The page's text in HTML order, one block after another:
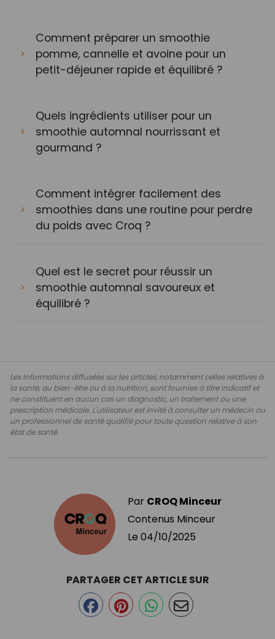
Comment préparer un smoothie
pomme, cannelle et avoine pour un
petit-déjeuner rapide et équilibré ?
Quels ingrédients utiliser pour un
smoothie automnal nourrissant et
gourmand ?
Comment intégrer facilement des
smoothies dans une routine pour perdre
du poids avec Croq ?
Quel est le secret pour réussir un
smoothie automnal savoureux et
équilibré ?
Les informations diffusées sur les articles, notamment celles relatives à
la santé, au bien-être ou à la nutrition, sont fournies à titre indicatif et
ne constituent en aucun cas un diagnostic, un traitement ou une
prescription médicale. L'utilisateur est invité à consulter un médecin ou
un professionnel de santé qualifié pour toute question relative à son
état de santé.
Par CROQ Minceur
Contenus Minceur
Le 04/10/2025
PARTAGER CET ARTICLE SUR